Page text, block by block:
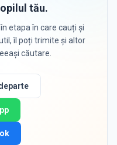
tău.
etapa în care cauți și
îl poți trimite și altor
căutare.